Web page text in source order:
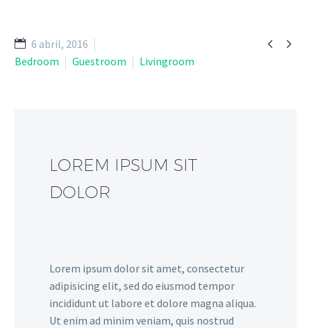
 
6 abril, 2016
Bedroom
Guestroom Livingroom
LOREM IPSUM SIT
DOLOR
Lorem ipsum dolor sit amet, consectetur
adipisicing elit, sed do eiusmod tempor
incididunt ut labore et dolore magna aliqua.
Ut enim ad minim veniam, quis nostrud